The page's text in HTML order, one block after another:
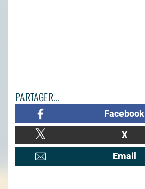
PARTAGER...
Facebook
X
Email